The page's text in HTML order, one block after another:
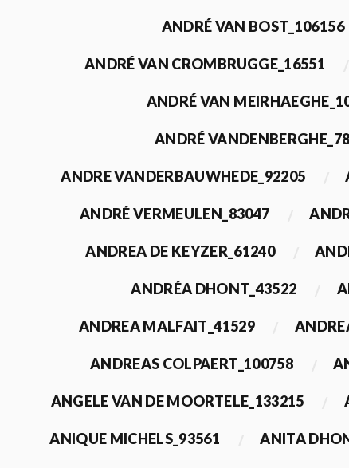
ANDRÉ VAN BOST_106156
ANDRÉ VAN CROMBRUGGE_16551
ANDRÉ VAN
ANDRÉ
ANDRE VANDERBAUWHEDE_92205
ANDRÉ VERMEULEN_83047
ANDREA DE KEYZER_61240
ANDRÉA DHONT_43522
ANDREA MALFAIT_41529
ANDREAS COLPAERT_100758
ANGELE VAN DE MOORTELE_133215
ANIQUE MICHELS_93561 ANITA